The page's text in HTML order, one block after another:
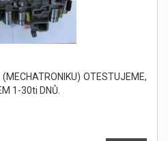
OTESTUJEME,
1-30ti DNŮ.